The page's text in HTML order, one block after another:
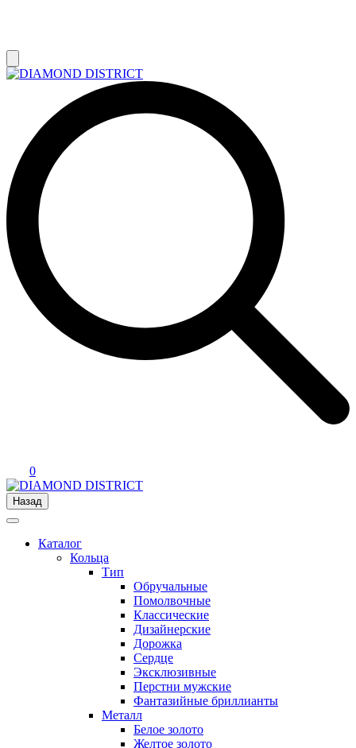
0
Назад
Каталог
Кольца
Тип
Обручальные
Помолвочные
Классические
Дизайнерские
Дорожка
Сердце
Эксклюзивные
Перстни мужские
Фантазийные бриллианты
Металл
Белое золото
Желтое золото